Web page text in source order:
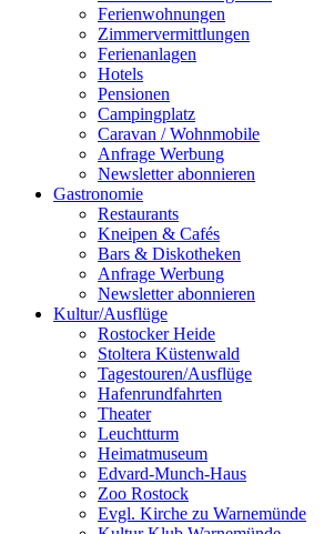
Ferienwohnungen
Zimmervermittlungen
Ferienanlagen
Hotels
Pensionen
Campingplatz
Caravan / Wohnmobile
Anfrage Werbung
Newsletter abonnieren
Gastronomie
Restaurants
Kneipen & Cafés
Bars & Diskotheken
Anfrage Werbung
Newsletter abonnieren
Kultur/Ausflüge
Rostocker Heide
Stoltera Küstenwald
Tagestouren/Ausflüge
Hafenrundfahrten
Theater
Leuchtturm
Heimatmuseum
Edvard-Munch-Haus
Zoo Rostock
Evgl. Kirche zu Warnemünde